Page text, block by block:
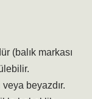
(balık markası
beyazdır.